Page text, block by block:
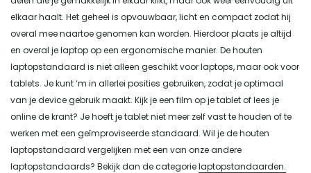
elkaar haalt. Het geheel is opvouwbaar, licht en compact zodat hij
overal mee naartoe genomen kan worden. Hierdoor plaats je altijd
en overal je laptop op een ergonomische manier. De houten
laptopstandaard is niet alleen geschikt voor laptops, maar ook voor
tablets. Je kunt ‘m in allerlei posities gebruiken, zodat je optimaal
van je device gebruik maakt. Kijk je een film op je tablet of lees je
online de krant? Je hoeft je tablet niet meer zelf vast te houden of te
werken met een geïmproviseerde standaard. Wil je de houten
laptopstandaard vergelijken met een van onze andere
laptopstandaards? Bekijk dan de categorielaptopstandaarden.